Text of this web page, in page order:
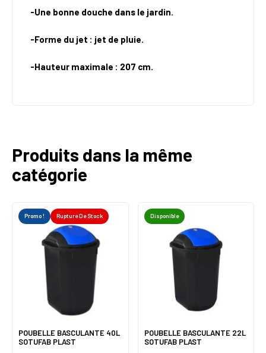
-Une bonne douche dans le jardin.
-Forme du jet : jet de pluie.
-Hauteur maximale : 207 cm.
Produits dans la même
catégorie
Promo ! Rupture De Stock
POUBELLE BASCULANTE 40L
SOTUFAB PLAST
Disponible
POUBELLE BASCULANTE 22L
SOTUFAB PLAST